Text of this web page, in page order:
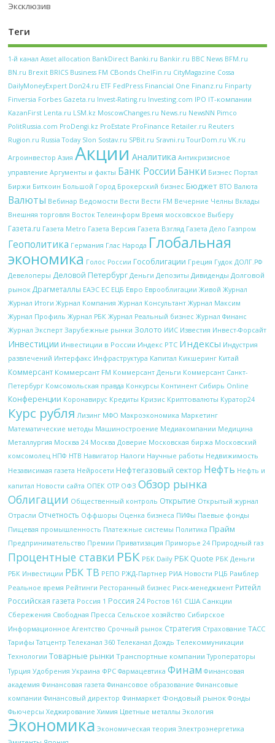
Эксклюзив
Теги
1-й канал Asset allocation BankDirect Banki.ru Bankir.ru BBC News BFM.ru
BN.ru Brexit BRICS Business FM CBonds ChelFin.ru CityMagazine Cossa
DailyMoneyExpert Don24.ru ETF FedPress Financial One Finanz.ru Finparty
Finversia Forbes Gazeta.ru Invest-Rating.ru Investing.com IPO IT-компании
KazanFirst Lenta.ru LSM.kz MoscowChanges.ru News.ru NewsNN Pimco
PolitRussia.com ProDengi.kz ProEstate ProFinance Retailer.ru Reuters
Rugion.ru Russia Today Slon Sostav.ru SPBit.ru Sravni.ru TourDom.ru VK.ru
Агроинвестор Азия Акции Аналитика Антикризисное
управление Аргументы и факты Банк России Банки Бизнес Портал
Биржи Биткоин Большой Город Брокерский бизнес Бюджет ВТО Валюта
Валюты Вебинар Ведомости Вести Вести FM Вечерние Челны Вклады
Внешняя торговля Восток Телеинформ Время московское Выберу
Газета.ru Газета Metro Газета Версия Газета Взгляд Газета Дело Газпром
Геополитика Германия Глас Народа Глобальная
экономика Голос России Гособлигации Греция Гудок ДОЛГ.РФ
Девелоперы Деловой Петербург Деньги Депозиты Дивиденды Долговой
рынок Драгметаллы ЕАЭС ЕС ЕЦБ Евро Еврооблигации Живой Журнал
Журнал Итоги Журнал Компания Журнал Консультант Журнал Максим
Журнал Профиль Журнал РБК Журнал Реальный бизнес Журнал Финанс
Журнал Эксперт Зарубежные рынки Золото ИИС Известия Инвест-Форсайт
Инвестиции Инвестиции в России Индекс РТС Индексы Индустрия
развлечений Интерфакс Инфраструктура Капитал Кикшеринг Китай
Коммерсант Коммерсант FM Коммерсант Деньги Коммерсант Санкт-
Петербург Комсомольская правда Конкурсы Континент Сибирь Online
Конференции Коронавирус Кредиты Кризис Криптовалюты Куратор24
Курс рубля Лизинг МФО Макроэкономика Маркетинг
Математические методы Машиностроение Медиакомпании Медицина
Металлургия Москва 24 Москва Доверие Московская биржа Московский
комсомолец НПФ НТВ Навигатор Налоги Научные работы Недвижимость
Независимая газета Нейросети Нефтегазовый сектор Нефть Нефть и
капитал Новости сайта ОПЕК ОТР ОФЗ Обзор рынка
Облигации Общественный контроль Открытие Открытый журнал
Отрасли Отчетность Оффшоры Оценка бизнеса ПИФы Паевые фонды
Пищевая промышленность Платежные системы Политика Прайм
Предпринимательство Премии Приватизация Приморье 24 Природный газ
Процентные ставки РБК РБК Daily РБК Quote РБК Деньги
РБК Инвестиции РБК ТВ РЕПО РЖД-Партнер РИА Новости РЦБ Рамблер
Реальное время Рейтинги Ресторанный бизнес Риск-менеджмент Ритейл
Российская газета Россия 1 Россия 24 Ростов 161 США Санкции
Сбережения Свободная Пресса Сельское хозяйство Сибирское
Информационное Агентство Срочный рынок Стратегия Страхование ТАСС
Тарифы Татцентр Телеканал 360 Телеканал Дождь Телекоммуникации
Технологии Товарные рынки Транспортные компании Туроператоры
Турция Удобрения Украина ФРС Фармацевтика Финам Финансовая
академия Финансовая газета Финансовое образование Финансовые
компании Финансовый директор Финмаркет Фондовый рынок Фонды
Фьючерсы Хеджирование Химия Цветные металлы Экология
Экономика Экономическая теория Электроэнергетика